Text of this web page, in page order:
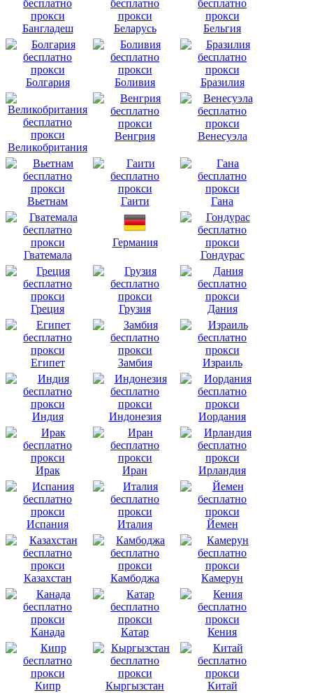
Бангладеш Беларусь Бельгия
Болгария Боливия Бразилия
Великобритания
Венгрия Венесуэла
Вьетнам Гаити Гана
Гватемала
Германия
Гондурас
Греция Грузия Дания
Египет Замбия Израиль
Индия Индонезия Иордания
Ирак Иран Ирландия
Испания Италия Йемен
Казахстан Камбоджа Камерун
Канада Катар Кения
Кипр Кыргызстан Китай